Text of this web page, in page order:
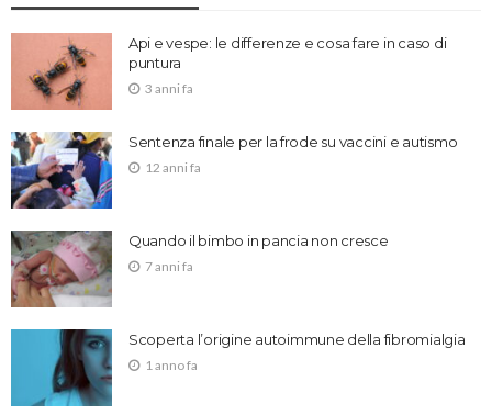
Api e vespe: le differenze e cosa fare in caso di
puntura
3 anni fa
Sentenza finale per la frode su vaccini e autismo
12 anni fa
Quando il bimbo in pancia non cresce
7 anni fa
Scoperta l’origine autoimmune della fibromialgia
1 anno fa